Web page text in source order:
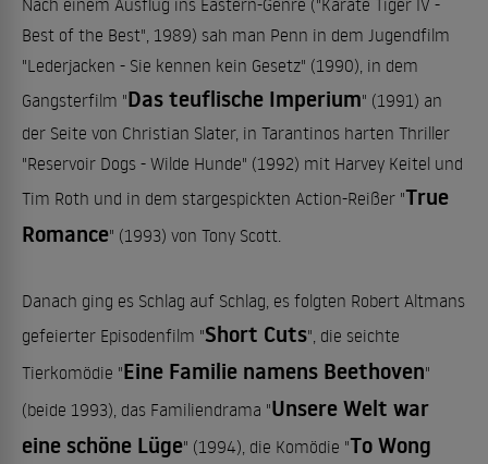
Nach einem Ausflug ins Eastern-Genre ("Karate Tiger IV -
Best of the Best", 1989) sah man Penn in dem Jugendfilm
"Lederjacken - Sie kennen kein Gesetz" (1990), in dem
Gangsterfilm "Das teuflische Imperium" (1991) an
der Seite von Christian Slater, in Tarantinos harten Thriller
"Reservoir Dogs - Wilde Hunde" (1992) mit Harvey Keitel und
Tim Roth und in dem stargespickten Action-Reißer "True
Romance" (1993) von Tony Scott.
Danach ging es Schlag auf Schlag, es folgten Robert Altmans
gefeierter Episodenfilm "Short Cuts", die seichte
Tierkomödie "Eine Familie namens Beethoven"
(beide 1993), das Familiendrama "Unsere Welt war
eine schöne Lüge" (1994), die Komödie "To Wong